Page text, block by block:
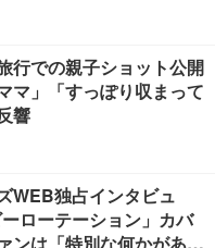
行での親子ショット公開
マ」「すっぽり収まって
響
WEB独占インタビュ
ローテーション」カバ